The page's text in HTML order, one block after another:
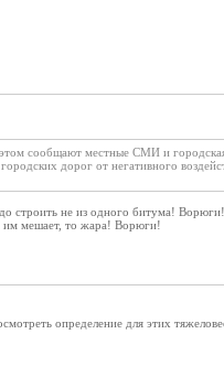
этом сообщают местные СМИ и
дорог от негативного
не из одного битума! Ворюги!
им мешает, то жара! Ворюги!
определение для этих